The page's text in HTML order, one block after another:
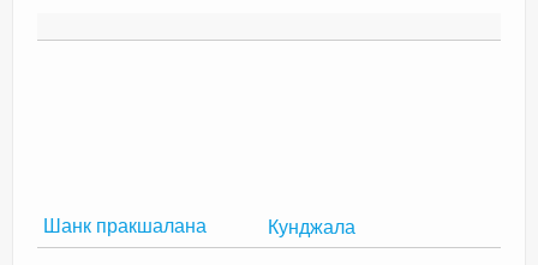
Шанк пракшалана Кунджала